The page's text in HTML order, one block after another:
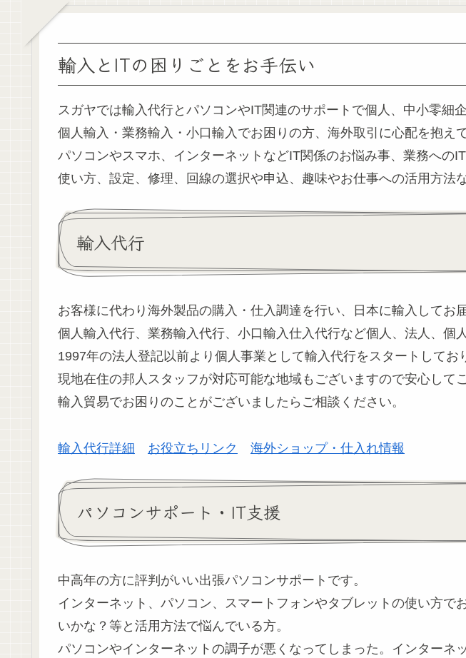
輸入とITの困りごとをお手伝い
スガヤでは輸入代行とパソコンやIT関連のサポートで個人、中小零細
個人輸入・業務輸入・小口輸入でお困りの方、海外取引に心配を抱え
パソコンやスマホ、インターネットなどIT関係のお悩み事、業務への
使い方、設定、修理、回線の選択や申込、趣味やお仕事への活用方法
輸入代行
お客様に代わり海外製品の購入・仕入調達を行い、日本に輸入してお
個人輸入代行、業務輸入代行、小口輸入仕入代行など個人、法人、個
1997年の法人登記以前より個人事業として輸入代行をスタートしてお
現地在住の邦人スタッフが対応可能な地域もございますので安心して
輸入貿易でお困りのことがございましたらご相談ください。
輸入代行詳細 お役立ちリンク 海外ショップ・仕入れ情報
パソコンサポート・IT支援
中高年の方に評判がいい出張パソコンサポートです。
インターネット、パソコン、スマートフォンやタブレットの使い方
いかな？等と活用方法で悩んでいる方。
パソコンやインターネットの調子が悪くなってしまった。インター